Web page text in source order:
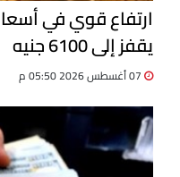
يقفز إلى 6100 جنيه